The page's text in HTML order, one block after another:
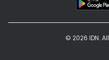
© 2026 IDN.